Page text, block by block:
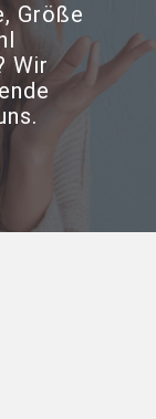
Größe
Wir